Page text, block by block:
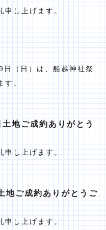
申し上げます。
（日）は、船越神社祭
す。
地ご成約ありがとう
申し上げます。
地ご成約ありがとうご
申し上げます。